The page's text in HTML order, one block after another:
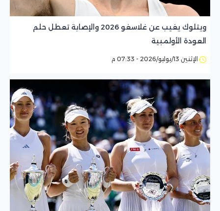
ويتلوك يغيب عن غلاسغو 2026 والإصابة تعطل حلم
العودة الأولمبية
الإثنين 13/يوليو/2026 - 07:33 م